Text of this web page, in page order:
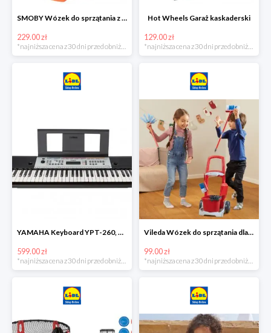
SMOBY Wózek do sprzątania z odkurzaczem
229.00 zł
Hot Wheels Garaż kaskaderski
129.00 zł
YAMAHA Keyboard YPT-260, 61 klawiszy
599.00 zł
*najniższa cena z 30 dni przed obniżką
Vileda Wózek do sprzątania dla dzieci
99.00 zł
*najniższa cena z 30 dni przed obniżką